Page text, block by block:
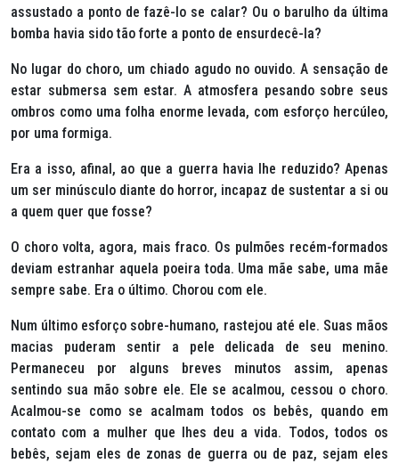
assustado a ponto de fazê-lo se calar? Ou o barulho da última
bomba havia sido tão forte a ponto de ensurdecê-la?
No lugar do choro, um chiado agudo no ouvido. A sensação de
estar submersa sem estar. A atmosfera pesando sobre seus
ombros como uma folha enorme levada, com esforço hercúleo,
por uma formiga.
Era a isso, afinal, ao que a guerra havia lhe reduzido? Apenas
um ser minúsculo diante do horror, incapaz de sustentar a si ou
a quem quer que fosse?
O choro volta, agora, mais fraco. Os pulmões recém-formados
deviam estranhar aquela poeira toda. Uma mãe sabe, uma mãe
sempre sabe. Era o último. Chorou com ele.
Num último esforço sobre-humano, rastejou até ele. Suas mãos
macias puderam sentir a pele delicada de seu menino.
Permaneceu por alguns breves minutos assim, apenas
sentindo sua mão sobre ele. Ele se acalmou, cessou o choro.
Acalmou-se como se acalmam todos os bebês, quando em
contato com a mulher que lhes deu a vida. Todos, todos os
bebês, sejam eles de zonas de guerra ou de paz, sejam eles